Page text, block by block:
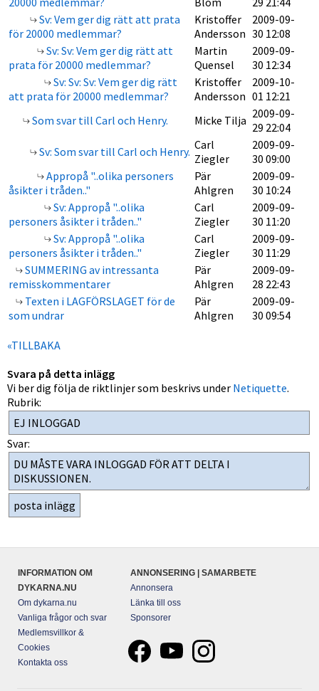
Sv: Vem ger dig rätt att prata
för 20000 medlemmar?
Kristoffer
Andersson
2009-09-
30 12:08
Sv: Sv: Vem ger dig rätt att
prata för 20000 medlemmar?
Martin
Quensel
2009-09-
30 12:34
Sv: Sv: Sv: Vem ger dig rätt
att prata för 20000 medlemmar?
Kristoffer
Andersson
2009-10-
01 12:21
Som svar till Carl och Henry.
Micke Tilja 2009-09-
29 22:04
Sv: Som svar till Carl och Henry. Carl
Ziegler
2009-09-
30 09:00
Appropå "..olika personers
åsikter i tråden.."
Pär
Ahlgren
2009-09-
30 10:24
Sv: Appropå "..olika
personers åsikter i tråden.."
Carl
Ziegler
2009-09-
30 11:20
Sv: Appropå "..olika
personers åsikter i tråden.."
Carl
Ziegler
2009-09-
30 11:29
SUMMERING av intressanta
remisskommentarer
Pär
Ahlgren
2009-09-
28 22:43
Texten i LAGFÖRSLAGET för de
som undrar
Pär
Ahlgren
2009-09-
30 09:54
«TILLBAKA
Svara på detta inlägg
Vi ber dig följa de riktlinjer som beskrivs under Netiquette.
Rubrik:
Svar:
INFORMATION OM
DYKARNA.NU
Om dykarna.nu
Vanliga frågor och svar
Medlemsvillkor &
Cookies
Kontakta oss
ANNONSERING | SAMARBETE
Annonsera
Länka till oss
Sponsorer